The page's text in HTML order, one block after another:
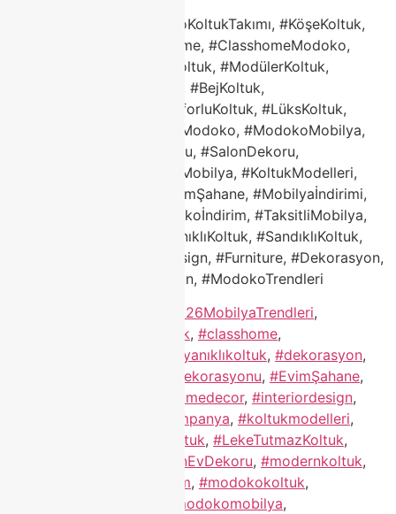
#ModokoKoltuk, #ModokoKoltukTakımı, #KöşeKoltuk,
#ModernKoltuk, #Classhome, #ClasshomeModoko,
#KadifeKoltuk, #ChesterKoltuk, #ModülerKoltuk,
#YataklıKoltuk, #GriKoltuk, #BejKoltuk,
#LekeTutmazKoltuk, #KonforluKoltuk, #LüksKoltuk,
#2026MobilyaTrendleri, #Modoko, #ModokoMobilya,
#Mobilya, #EvDekorasyonu, #SalonDekoru,
#ModernEvDekoru, #TürkMobilya, #KoltukModelleri,
#DekorasyonFikirleri, #EvimŞahane, #Mobilyaİndirimi,
#KoltukKampanya, #Modokoİndirim, #TaksitliMobilya,
#YeniSezonKoltuk, #DayanıklıKoltuk, #SandıklıKoltuk,
#HomeDecor, #InteriorDesign, #Furniture, #Dekorasyon,
#EvFikirleri, #TurkishDesign, #ModokoTrendleri
#2026MobilyaTrendleri,
#ChesterKoltuk, #classhome,
#dayanıklıkoltuk, #dekorasyon,
#evdekorasyonu, #EvimŞahane,
#homedecor, #interiordesign,
#KoltukKampanya, #koltukmodelleri,
#köşekoltuk, #LekeTutmazKoltuk,
#ModernEvDekoru, #modernkoltuk,
#Modokoİndirim, #modokokoltuk,
#modokomobilya,